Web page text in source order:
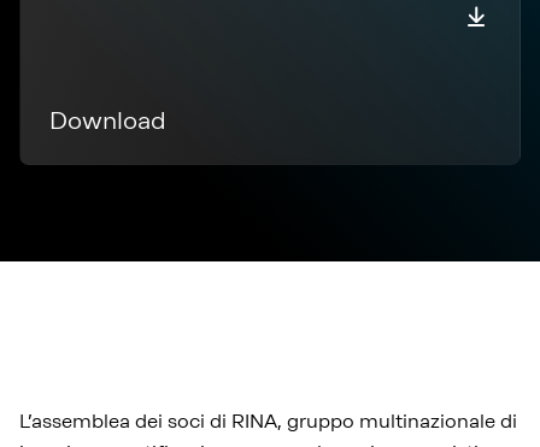
Download
L’assemblea dei soci di RINA, gruppo multinazionale di